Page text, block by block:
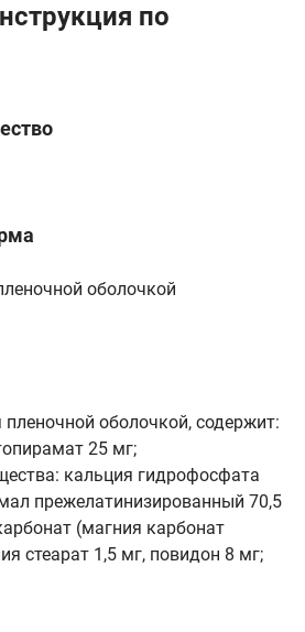
по
оболочкой
оболочкой, содержит:
25 мг;
кальция гидрофосфата
прежелатинизированный 70,5
(магния карбонат
стеарат 1,5 мг, повидон 8 мг;